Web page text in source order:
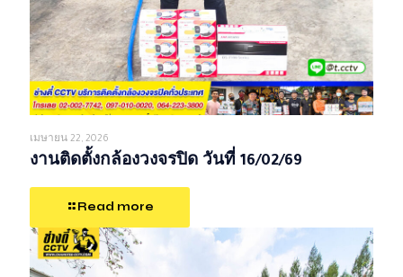
เมษายน 22, 2026
งานติดตั้งกล้องวงจรปิด วันที่ 16/02/69
Read more